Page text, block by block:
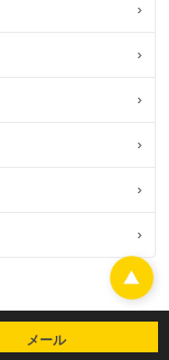
›
›
›
›
›
›
メール